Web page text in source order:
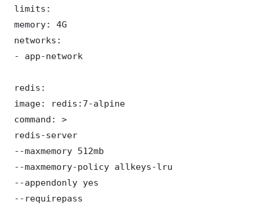
limits:
memory: 4G
networks:
- app-network
redis:
image: redis:7-alpine
command: >
redis-server
--maxmemory 512mb
--maxmemory-policy allkeys-lru
--appendonly yes
--requirepass